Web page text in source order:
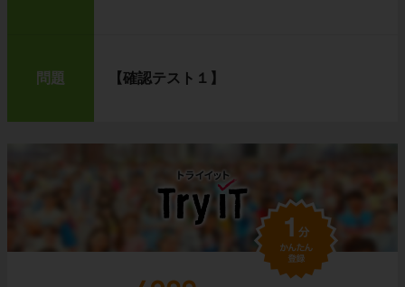
問題 【確認テスト１】